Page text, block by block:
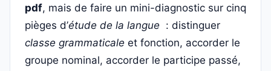
pdf, mais de faire un mini-diagnostic sur cinq
pièges d’étude de la langue : distinguer
classe grammaticale et fonction, accorder le
groupe nominal, accorder le participe passé,